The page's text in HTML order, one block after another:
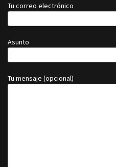
Tu correo electrónico
Asunto
Tu mensaje (opcional)